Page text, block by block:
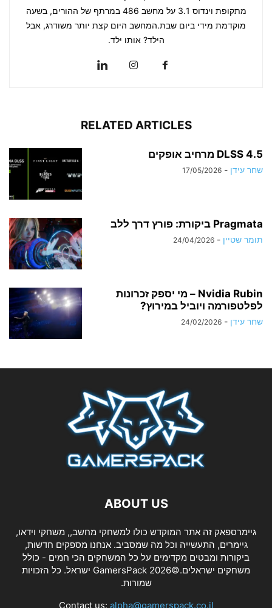
מתקופת וינדוס 3.1 על מחשב 486 במרתף של ההורים, בשעה
מוקדמת מידי ביום שבת.המחשב היום קצת יותר משודרג, אבל
הילד? אותו ילד.
RELATED ARTICLES
DLSS 4.5 מרחיב אופקים
שחר עידן -
17/05/2026
Pragmata ביקורת: פורץ דרך ללב
תומר שטיין -
24/04/2026
Nvidia Rubin – מי יספק זכרונות
לפלטפורמה ויוביל במירוץ?
שחר עידן -
24/02/2026
ABOUT US
גיימרספאק זה אתר המוקדש כולו למשחקי מחשב,, משחקי וידאו,
גיימרים, התעשייה וכל מה שמסביב. אנחנו מספקים חדשות,
ביקורות ומבטים מקדימים על כל המשחקים הכי חמים - כולל
משחקים ישראלים.©2026 GamersPack ישראל. כל הזכויות
שמורות.
Contact us: alpha@gamerspack.co.il